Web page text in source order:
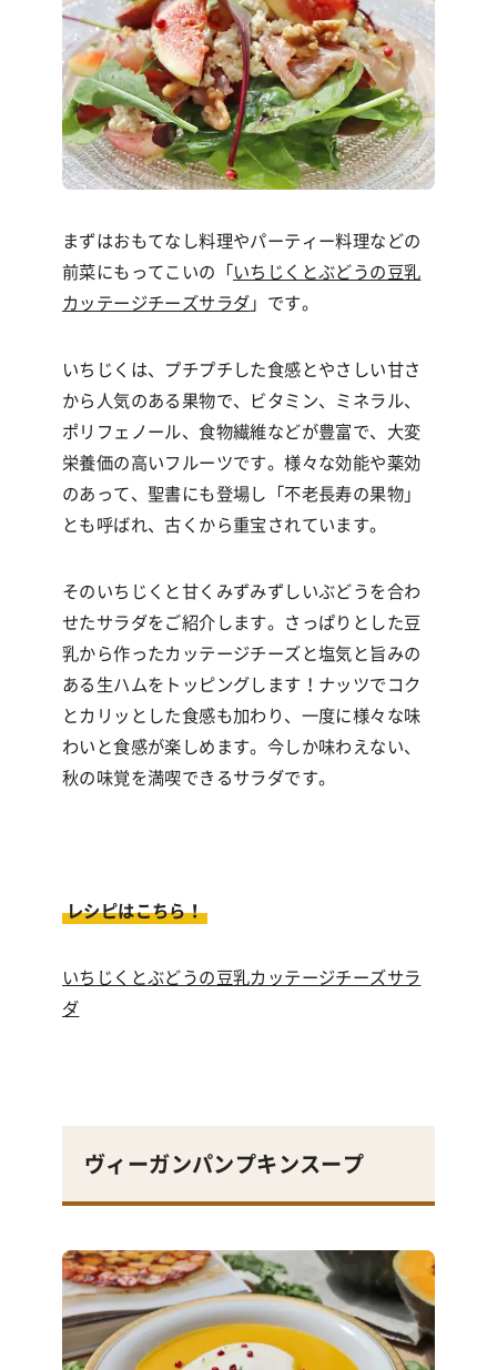
まずはおもてなし料理やパーティー料理などの
前菜にもってこいの「 いちじくとぶどうの豆乳
カッテージチーズサラダ 」です。
いちじくは、プチプチした食感とやさしい甘さ
から人気のある果物で、ビタミン、ミネラル、
ポリフェノール、食物繊維などが豊富で、大変
栄養価の高いフルーツです。様々な効能や薬効
のあって、聖書にも登場し「不老長寿の果物」
とも呼ばれ、古くから重宝されています。
そのいちじくと甘くみずみずしいぶどうを合わ
せたサラダをご紹介します。さっぱりとした豆
乳から作ったカッテージチーズと塩気と旨みの
ある生ハムをトッピングします！ナッツでコク
とカリッとした食感も加わり、一度に様々な味
わいと食感が楽しめます。今しか味わえない、
秋の味覚を満喫できるサラダです。
レシピはこちら！
いちじくとぶどうの豆乳カッテージチーズサラ
ダ
ヴィーガンパンプキンスープ